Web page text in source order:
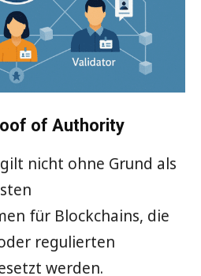
of Authority
nicht ohne Grund als
für Blockchains, die
regulierten
werden.